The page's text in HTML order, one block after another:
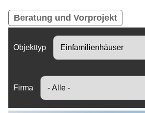
Beratung und Vorprojekt
Objekttyp
Firma